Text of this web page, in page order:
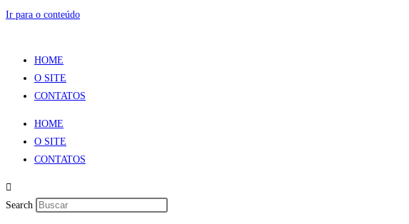
Ir para o conteúdo
HOME
O SITE
CONTATOS
HOME
O SITE
CONTATOS
Search